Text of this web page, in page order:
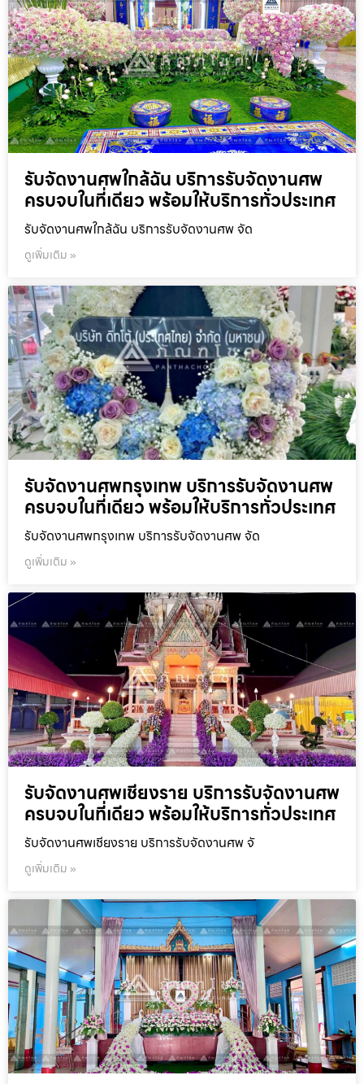
รับจัดงานศพใกล้ฉัน บริการรับจัดงานศพ
ครบจบในที่เดียว พร้อมให้บริการทั่วประเทศ
รับจัดงานศพใกล้ฉัน บริการรับจัดงานศพ จัด
ดูเพิ่มเติม »
รับจัดงานศพกรุงเทพ บริการรับจัดงานศพ
ครบจบในที่เดียว พร้อมให้บริการทั่วประเทศ
รับจัดงานศพกรุงเทพ บริการรับจัดงานศพ จัด
ดูเพิ่มเติม »
รับจัดงานศพเชียงราย บริการรับจัดงานศพ
ครบจบในที่เดียว พร้อมให้บริการทั่วประเทศ
รับจัดงานศพเชียงราย บริการรับจัดงานศพ จั
ดูเพิ่มเติม »